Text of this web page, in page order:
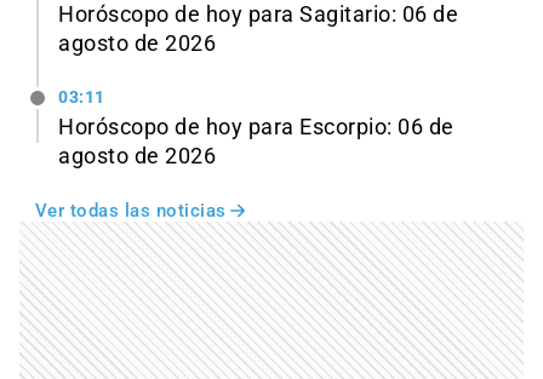
Horóscopo de hoy para Sagitario: 06 de
agosto de 2026
03:11
Horóscopo de hoy para Escorpio: 06 de
agosto de 2026
Ver todas las noticias